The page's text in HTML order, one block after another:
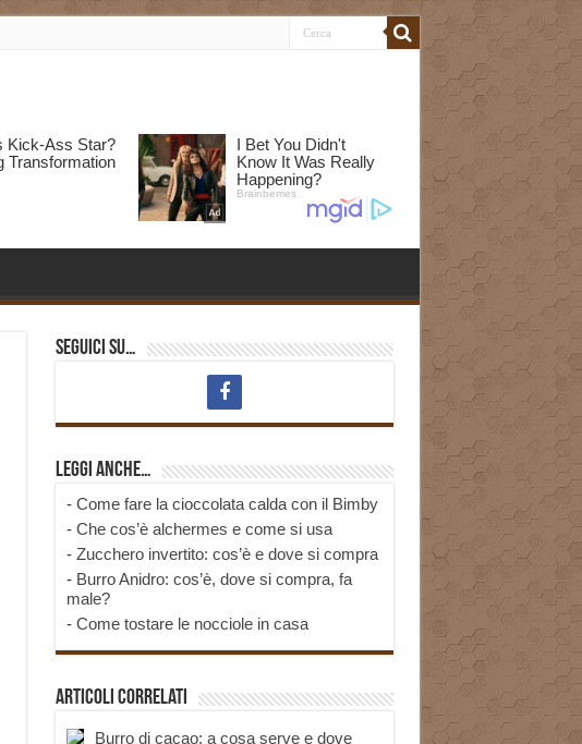
Seguici su…
Leggi anche…
- Come fare la cioccolata calda con il Bimby
- Che cos’è alchermes e come si usa
- Zucchero invertito: cos’è e dove si compra
- Burro Anidro: cos’è, dove si compra, fa
male?
- Come tostare le nocciole in casa
Articoli correlati
Burro di cacao: a cosa serve e dove